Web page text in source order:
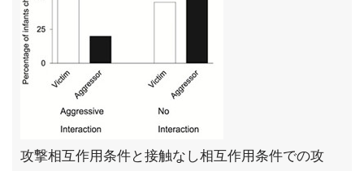
攻撃相互作用条件と接触なし相互作用条件での攻